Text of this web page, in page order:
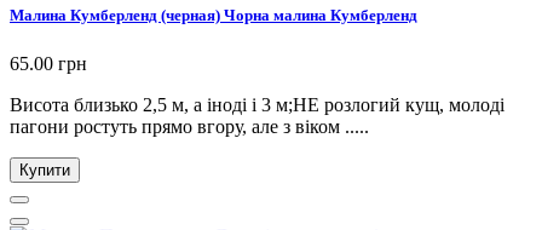
Малина Кумберленд (черная) Чорна малина Кумберленд
65.00 грн
Висота близько 2,5 м, а іноді і 3 м;НЕ розлогий кущ, молоді
пагони ростуть прямо вгору, але з віком .....
Купити